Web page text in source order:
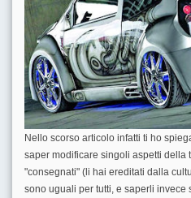
Nello scorso articolo infatti ti ho
saper modificare singoli aspetti della
"consegnati" (li hai ereditati dalla
sono uguali per tutti, e saperli